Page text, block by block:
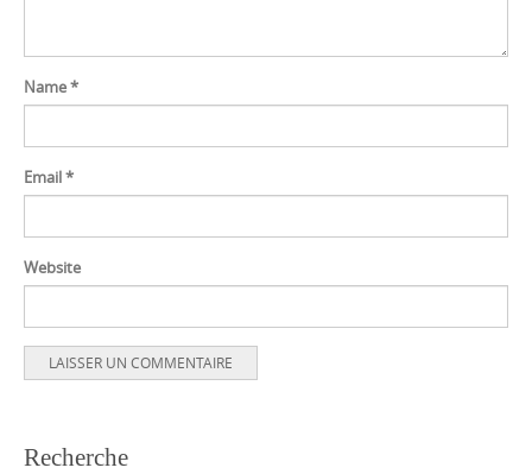
Name*
Email*
Website
Recherche